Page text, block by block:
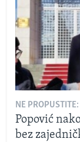
NE PROPUSTITE:
Popović
bez